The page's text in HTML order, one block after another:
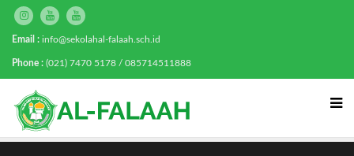
Email : info@sekolahal-falaah.sch.id
Phone : (021) 7470 5178 / 085714511888